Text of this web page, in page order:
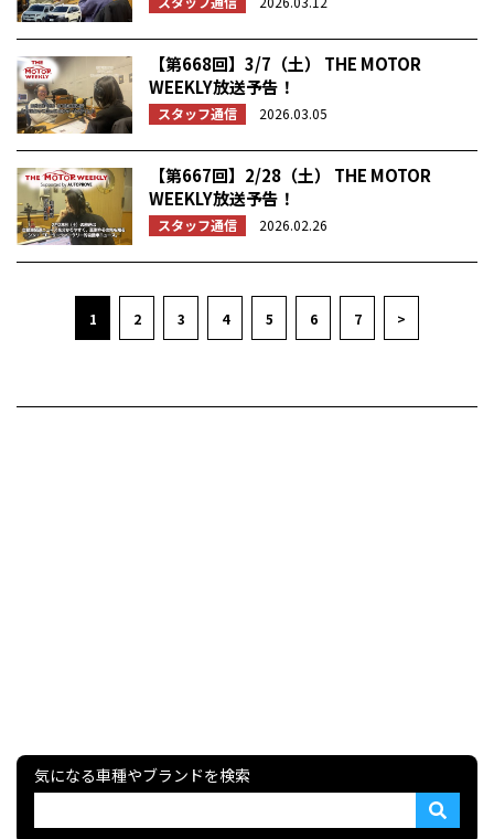
【第668回】3/7（土） THE MOTOR
WEEKLY放送予告！
スタッフ通信 2026.03.05
【第667回】2/28（土） THE MOTOR
WEEKLY放送予告！
スタッフ通信 2026.02.26
1 2 3 4 5 6 7 >
気になる車種やブランドを検索